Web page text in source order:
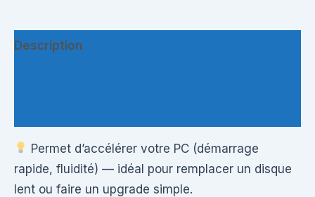
Description
Permet d’accélérer votre PC (démarrage
rapide, fluidité) — idéal pour remplacer un disque
lent ou faire un upgrade simple.